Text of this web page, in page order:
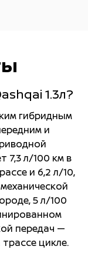
1.3л?
гибридным
и
7,3 л/100 км в
и 6,2 л/10,
5 л/100
передач —
цикле.